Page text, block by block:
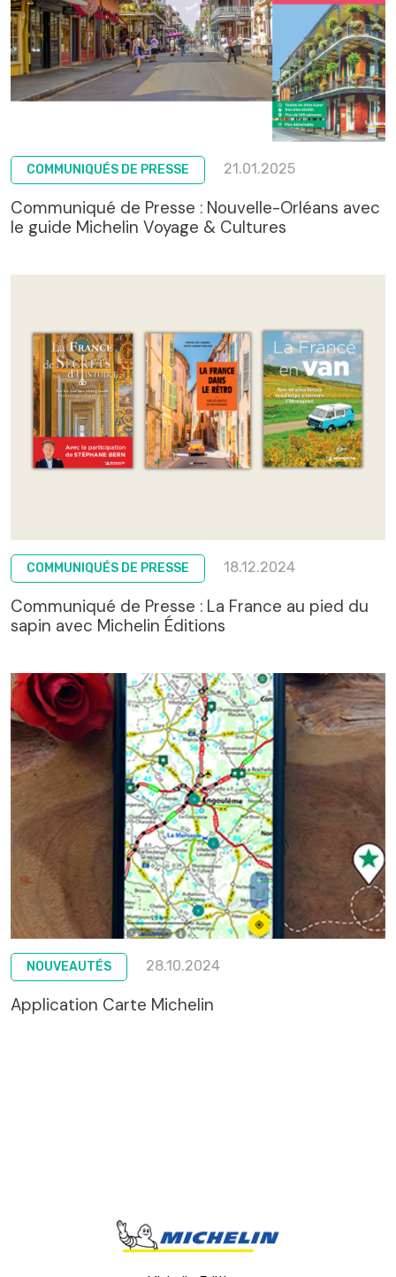
COMMUNIQUÉS DE PRESSE 21.01.2025
Communiqué de Presse : Nouvelle-Orléans avec
le guide Michelin Voyage & Cultures
COMMUNIQUÉS DE PRESSE 18.12.2024
Communiqué de Presse : La France au pied du
sapin avec Michelin Éditions
NOUVEAUTÉS 28.10.2024
Application Carte Michelin